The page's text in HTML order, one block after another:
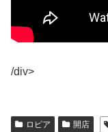
/div>
ロピア 開店